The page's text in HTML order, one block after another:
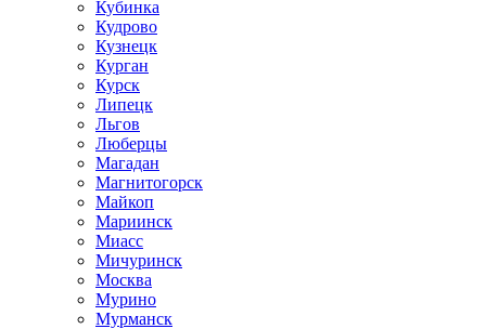
Кубинка
Кудрово
Кузнецк
Курган
Курск
Липецк
Льгов
Люберцы
Магадан
Магнитогорск
Майкоп
Мариинск
Миасс
Мичуринск
Москва
Мурино
Мурманск